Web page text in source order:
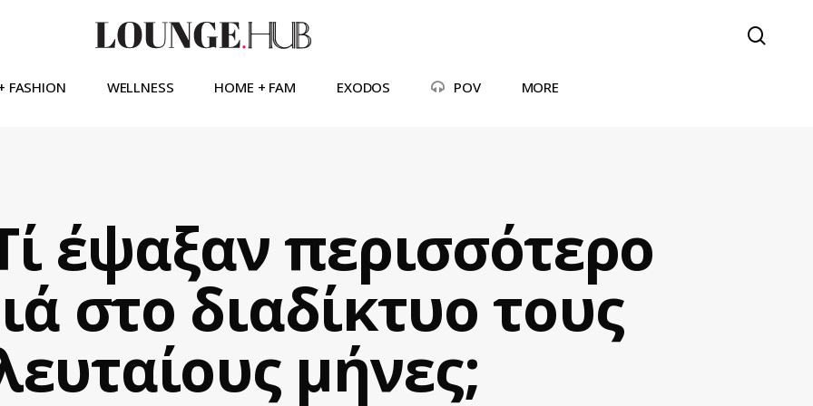
FASHION WELLNESS HOME + FAM EXODOS POV MORE
έψαξαν περισσότερο
στο διαδίκτυο τους
μήνες;